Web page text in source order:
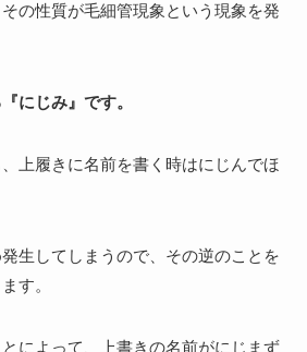
その性質が毛細管現象という現象を発
にじみ』です。
上履きに名前を書く時はにじんでほ
生してしまうので、その逆のことを
す。
によって、上書きの名前がにじまず